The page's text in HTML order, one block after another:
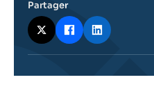
Partager